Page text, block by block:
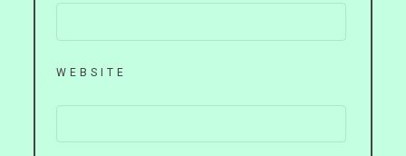
WEBSITE